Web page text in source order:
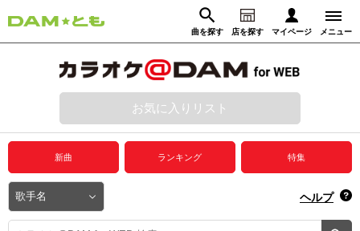
曲を探す 店を探す マイページ メニュー
動画からさがす 録音からさがす
ログイン
プレミアムサービス
DAM★とも動画
DAM★とも録音
お気に入りリスト
新曲 ランキング 特集
ヘルプ